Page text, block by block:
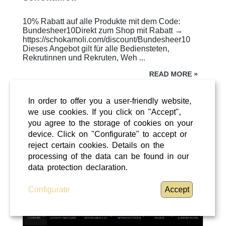
10% Rabatt auf alle Produkte mit dem Code:
Bundesheer10Direkt zum Shop mit Rabatt →
https://schokamoli.com/discount/Bundesheer10
Dieses Angebot gilt für alle Bediensteten,
Rekrutinnen und Rekruten, Weh ...
READ MORE »
ÜBERREGIONAL
In order to offer you a user-friendly website,
we use cookies. If you click on "Accept",
you agree to the storage of cookies on your
device. Click on "Configurate" to accept or
reject certain cookies. Details on the
processing of the data can be found in our
data protection declaration.
Configurate Accept